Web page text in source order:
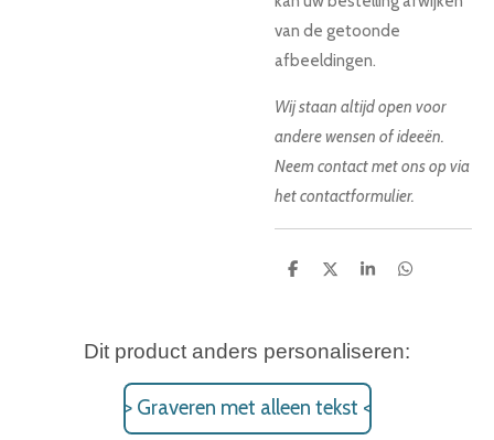
van de getoonde
afbeeldingen.
Wij staan altijd open voor
andere wensen of ideeën.
Neem contact met ons op via
het contactformulier.
D
D
S
D
Dit product anders personaliseren:
> Graveren met alleen tekst <